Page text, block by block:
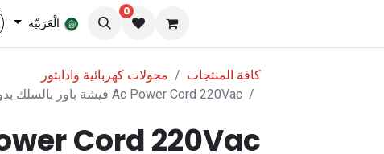
0
الْعَرَبيّة
كافة المنتجات
محولات كهربائية وادابتور
Ac Power Cord 220Vac فيشة باور بالسلك بدون نهاية 220 فولت